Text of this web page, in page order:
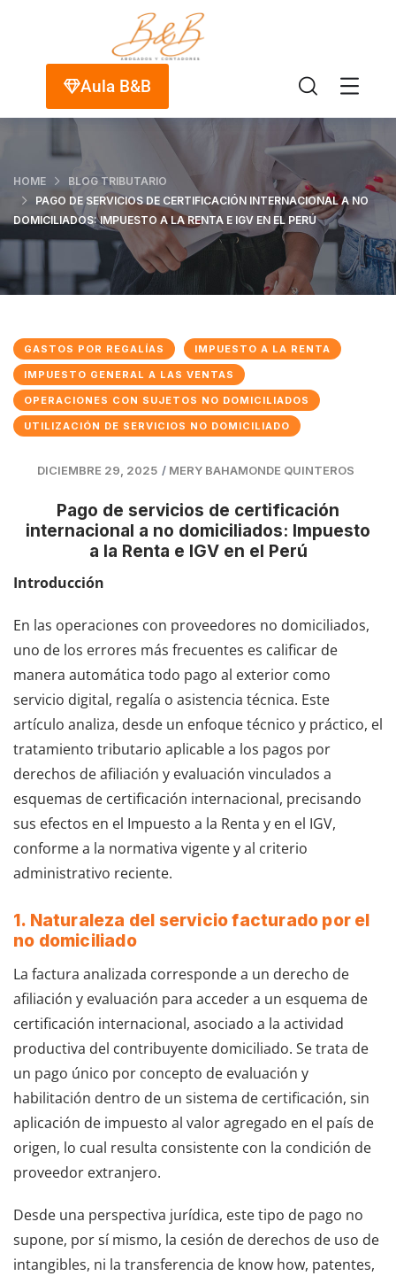
Aula B&B
HOME
BLOG TRIBUTARIO
PAGO DE SERVICIOS DE CERTIFICACIÓN INTERNACIONAL A NO
DOMICILIADOS: IMPUESTO A LA RENTA E IGV EN EL PERÚ
GASTOS POR REGALÍAS IMPUESTO A LA RENTA
IMPUESTO GENERAL A LAS VENTAS
OPERACIONES CON SUJETOS NO DOMICILIADOS
UTILIZACIÓN DE SERVICIOS NO DOMICILIADO
DICIEMBRE 29, 2025 / MERY BAHAMONDE QUINTEROS
Pago de servicios de certificación
internacional a no domiciliados: Impuesto
a la Renta e IGV en el Perú
Introducción
En las operaciones con proveedores no domiciliados,
uno de los errores más frecuentes es calificar de
manera automática todo pago al exterior como
servicio digital, regalía o asistencia técnica. Este
artículo analiza, desde un enfoque técnico y práctico, el
tratamiento tributario aplicable a los pagos por
derechos de afiliación y evaluación vinculados a
esquemas de certificación internacional, precisando
sus efectos en el Impuesto a la Renta y en el IGV,
conforme a la normativa vigente y al criterio
administrativo reciente.
1. Naturaleza del servicio facturado por el
no domiciliado
La factura analizada corresponde a un derecho de
afiliación y evaluación para acceder a un esquema de
certificación internacional, asociado a la actividad
productiva del contribuyente domiciliado. Se trata de
un pago único por concepto de evaluación y
habilitación dentro de un sistema de certificación, sin
aplicación de impuesto al valor agregado en el país de
origen, lo cual resulta consistente con la condición de
proveedor extranjero.
Desde una perspectiva jurídica, este tipo de pago no
supone, por sí mismo, la cesión de derechos de uso de
intangibles, ni la transferencia de know how, patentes,